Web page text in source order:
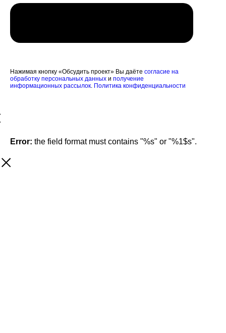
Нажимая кнопку «Обсудить проект» Вы даёте согласие на
обработку персональных данных и получение
информационных рассылок. Политика конфиденциальности
Error: the field format must contains "%s" or "%1$s".